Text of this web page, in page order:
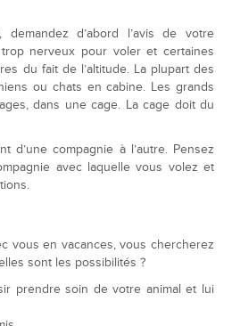
d’abord l’avis de votre
nerveux pour voler et certaines
du fait de l’altitude. La plupart des
ou chats en cabine. Les grands
dans une cage. La cage doit du
d’une compagnie à l’autre. Pensez
avec laquelle vous volez et
vous en vacances, vous chercherez
sont les possibilités ?
prendre soin de votre animal et lui